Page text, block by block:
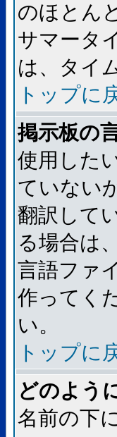
のほとん
サマータ
は、タイ
トップに
掲示板の
使用した
ていない
翻訳して
る場合は
言語ファ
作ってく
い。
トップに
どのよう
名前の下